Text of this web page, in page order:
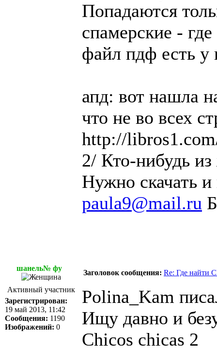
Попадаются
спамерские -
файл пдф есть у
апд: вот нашла
что не во всех
http://
2/ Кто-нибудь
Нужно скачать
paula9@mail.ru
шанель№ фу
Заголовок сообщения: Re: Где найти
Активный участник
Зарегистрирован:
19 май 2013, 11:42
Сообщения: 1190
Изображений: 0
Polina_Kam
Ищу давно и
Chicos chicas 2